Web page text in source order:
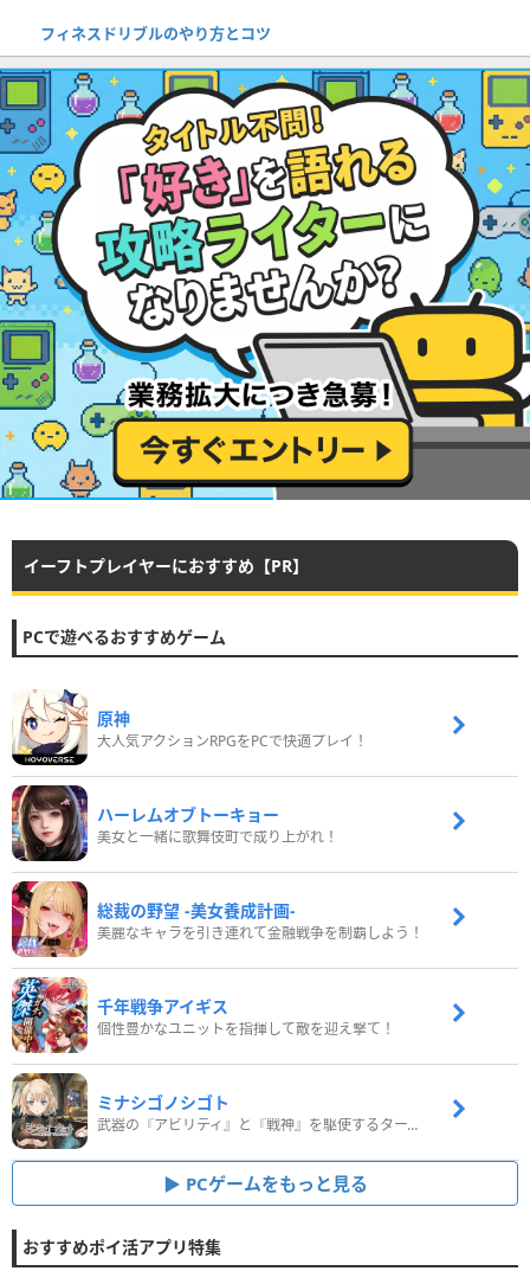
フィネスドリブルのやり方とコツ
イーフトプレイヤーにおすすめ【PR】
PCで遊べるおすすめゲーム
原神
大人気アクションRPGをPCで快適プレイ！
ハーレムオブトーキョー
美女と一緒に歌舞伎町で成り上がれ！
総裁の野望 -美女養成計画-
美麗なキャラを引き連れて金融戦争を制覇しよう！
千年戦争アイギス
個性豊かなユニットを指揮して敵を迎え撃て！
ミナシゴノシゴト
武器の『アビリティ』と『戦神』を駆使するターン制コマンドバトルRPG！
PCゲームをもっと見る
おすすめポイ活アプリ特集